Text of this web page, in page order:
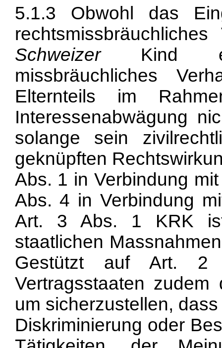
5.1.3 Obwohl das
SchweizerKind
missbräuchliches
Elternteils im
Interessenabwägung
solange sein
geknüpften
Abs. 1 in Verbindung
Abs. 4 in Verbindung
Art. 3 Abs. 1 KRK
staatlichen
Gestützt auf Art.
Vertragsstaaten
um sicherzustellen,
Diskriminierung oder